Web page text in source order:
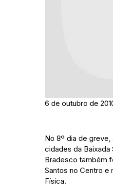
6 de outubro de
No 8º dia de
cidades da Baixada
Bradesco também
Santos no Centro e
Física.